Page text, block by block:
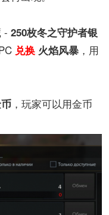
- 250枚冬之守护者银
兑换 火焰风暴 ，用
，玩家可以用金币